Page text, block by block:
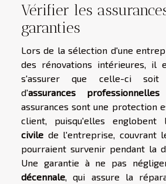
Vérifier les
garanties
Lors de la sélection d'une
des rénovations intérieures, il
s'assurer que celle-ci soit
d'assurances professionnelles
assurances sont une protection
client, puisqu'elles englobent
civile de l'entreprise, couvrant
pourraient survenir pendant la
Une garantie à ne pas
décennale , qui assure la